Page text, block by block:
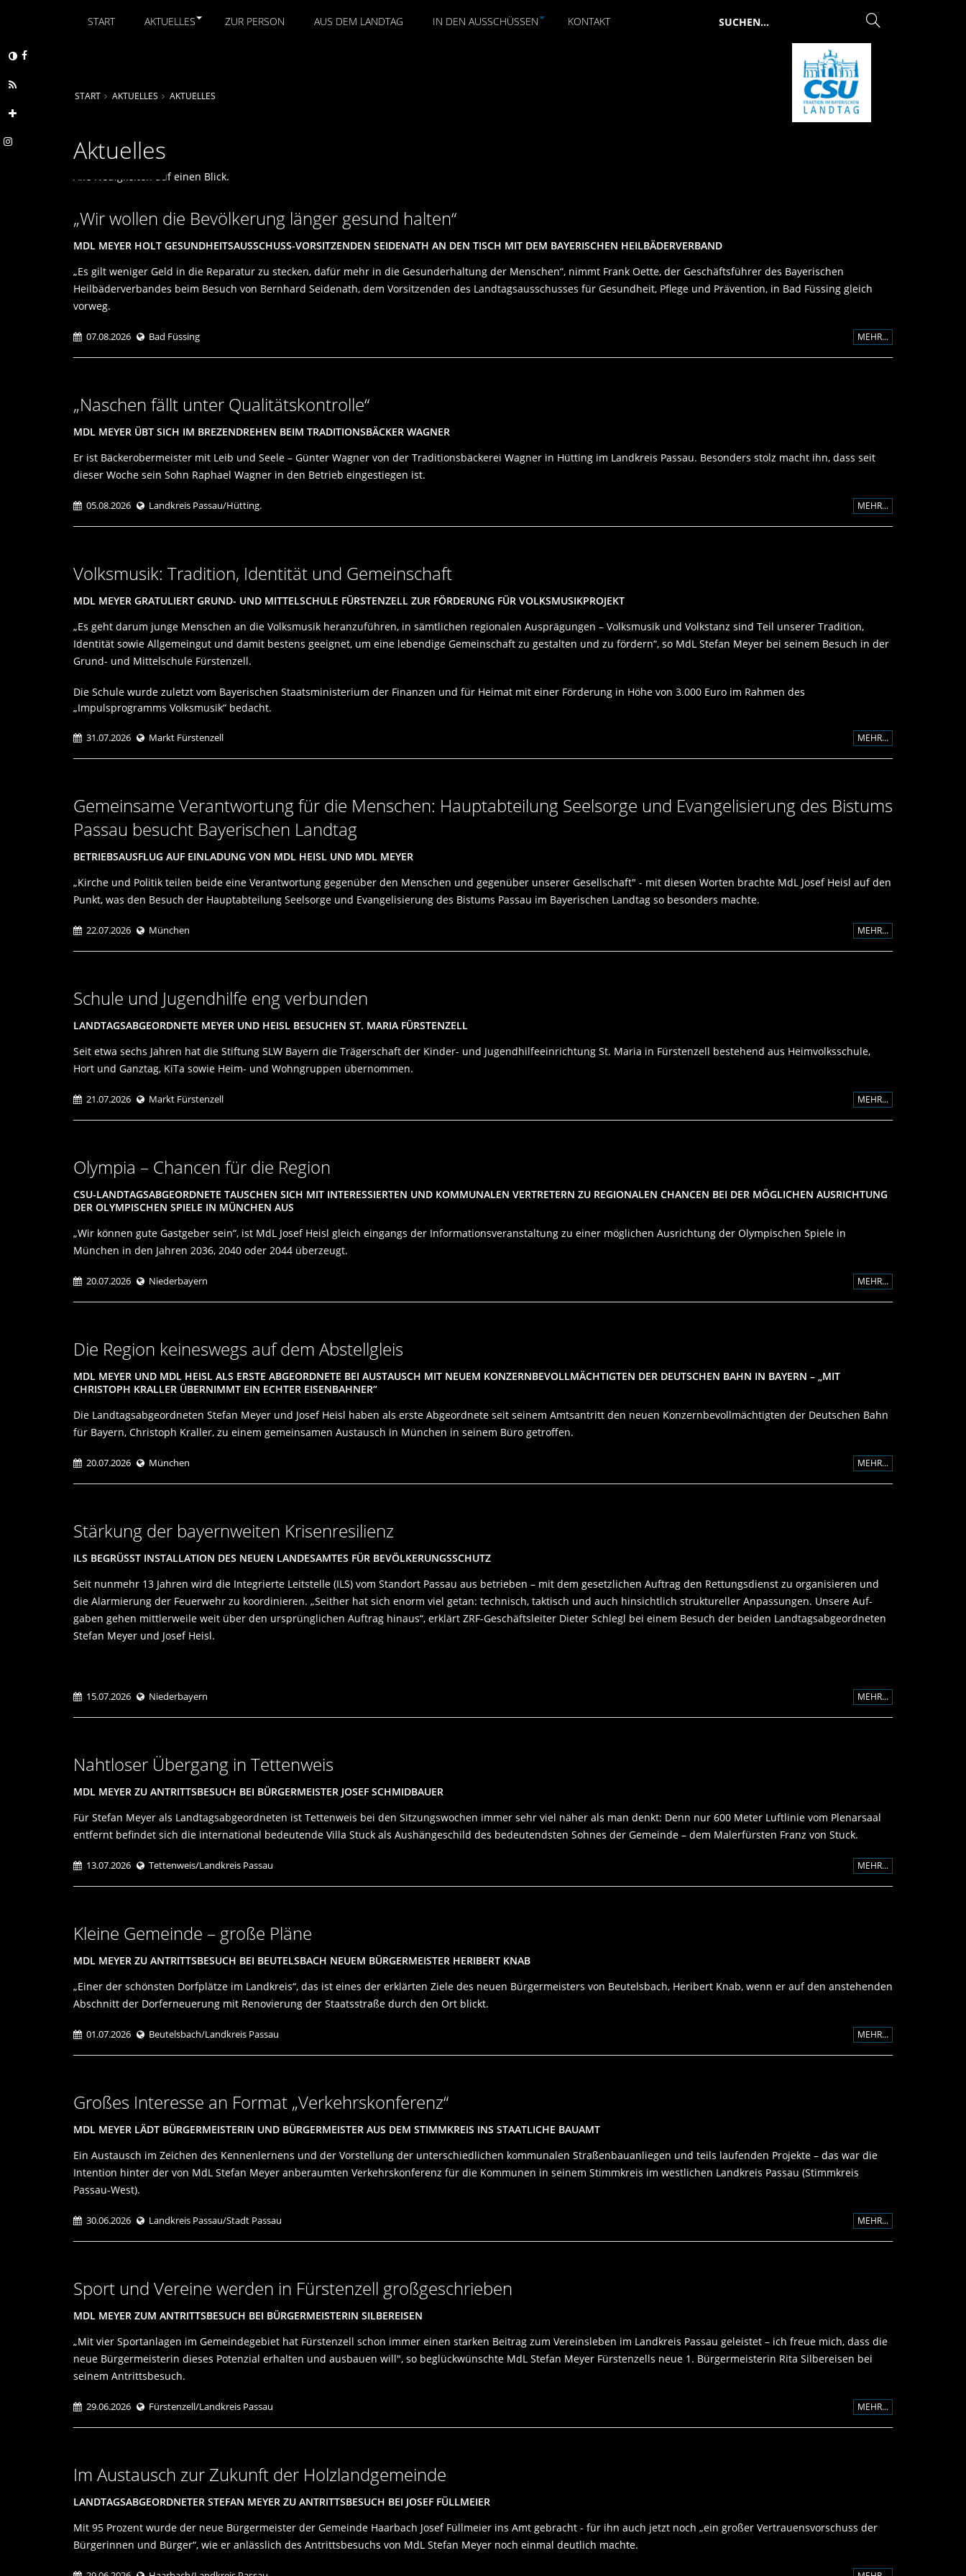
START AKTUELLES ZUR PERSON AUS DEM LANDTAG IN DEN AUSSCHÜSSEN KONTAKT
START AKTUELLES AKTUELLES
Aktuelles
Alle Neuigkeiten auf einen Blick.
Wir wollen die Bevölkerung länger gesund halten“
MDL MEYER HOLT GESUNDHEITSAUSSCHUSS-VORSITZENDEN SEIDENATH AN DEN TISCH MIT DEM BAYERISCHEN HEILBÄDERVERBAND
Es gilt weniger Geld in die Reparatur zu stecken, dafür mehr in die Gesunderhaltung der Menschen“, nimmt Frank Oette, der Geschäftsführer des Bayerischen
Heilbäderverbandes beim Besuch von Bernhard Seidenath, dem Vorsitzenden des Landtagsausschusses für Gesundheit, Pflege und Prävention, in Bad Füssing gleich
vorweg.
07.08.2026 Bad Füssing MEHR...
Naschen fällt unter Qualitätskontrolle“
MDL MEYER ÜBT SICH IM BREZENDREHEN BEIM TRADITIONSBÄCKER WAGNER
Er ist Bäckerobermeister mit Leib und Seele – Günter Wagner von der Traditionsbäckerei Wagner in Hütting im Landkreis Passau. Besonders stolz macht ihn, dass seit
dieser Woche sein Sohn Raphael Wagner in den Betrieb eingestiegen ist.
05.08.2026 Landkreis Passau/Hütting. MEHR...
Volksmusik: Tradition, Identität und Gemeinschaft
MDL MEYER GRATULIERT GRUND- UND MITTELSCHULE FÜRSTENZELL ZUR FÖRDERUNG FÜR VOLKSMUSIKPROJEKT
Es geht darum junge Menschen an die Volksmusik heranzuführen, in sämtlichen regionalen Ausprägungen – Volksmusik und Volkstanz sind Teil unserer Tradition,
Identität sowie Allgemeingut und damit bestens geeignet, um eine lebendige Gemeinschaft zu gestalten und zu fördern“, so MdL Stefan Meyer bei seinem Besuch in der
Grund- und Mittelschule Fürstenzell.
Die Schule wurde zuletzt vom Bayerischen Staatsministerium der Finanzen und für Heimat mit einer Förderung in Höhe von 3.000 Euro im Rahmen des
Impulsprogramms Volksmusik“ bedacht.
31.07.2026 Markt Fürstenzell MEHR...
Gemeinsame Verantwortung für die Menschen: Hauptabteilung Seelsorge und Evangelisierung des Bistums
Passau besucht Bayerischen Landtag
BETRIEBSAUSFLUG AUF EINLADUNG VON MDL HEISL UND MDL MEYER
Kirche und Politik teilen beide eine Verantwortung gegenüber den Menschen und gegenüber unserer Gesellschaft" - mit diesen Worten brachte MdL Josef Heisl auf den
Punkt, was den Besuch der Hauptabteilung Seelsorge und Evangelisierung des Bistums Passau im Bayerischen Landtag so besonders machte.
22.07.2026 München MEHR...
Schule und Jugendhilfe eng verbunden
LANDTAGSABGEORDNETE MEYER UND HEISL BESUCHEN ST. MARIA FÜRSTENZELL
Seit etwa sechs Jahren hat die Stiftung SLW Bayern die Trägerschaft der Kinder- und Jugendhilfeeinrichtung St. Maria in Fürstenzell bestehend aus Heimvolksschule,
Hort und Ganztag, KiTa sowie Heim- und Wohngruppen übernommen.
21.07.2026 Markt Fürstenzell MEHR...
Olympia – Chancen für die Region
CSU-LANDTAGSABGEORDNETE TAUSCHEN SICH MIT INTERESSIERTEN UND KOMMUNALEN VERTRETERN ZU REGIONALEN CHANCEN BEI DER MÖGLICHEN AUSRICHTUNG
DER OLYMPISCHEN SPIELE IN MÜNCHEN AUS
Wir können gute Gastgeber sein“, ist MdL Josef Heisl gleich eingangs der Informationsveranstaltung zu einer möglichen Ausrichtung der Olympischen Spiele in
München in den Jahren 2036, 2040 oder 2044 überzeugt.
20.07.2026 Niederbayern MEHR...
Die Region keineswegs auf dem Abstellgleis
MDL MEYER UND MDL HEISL ALS ERSTE ABGEORDNETE BEI AUSTAUSCH MIT NEUEM KONZERNBEVOLLMÄCHTIGTEN DER DEUTSCHEN BAHN IN BAYERN – „MIT
CHRISTOPH KRALLER ÜBERNIMMT EIN ECHTER EISENBAHNER“
Die Landtagsabgeordneten Stefan Meyer und Josef Heisl haben als erste Abgeordnete seit seinem Amtsantritt den neuen Konzernbevollmächtigten der Deutschen Bahn
für Bayern, Christoph Kraller, zu einem gemeinsamen Austausch in München in seinem Büro getroffen.
20.07.2026 München MEHR...
Stärkung der bayernweiten Krisenresilienz
ILS BEGRÜSST INSTALLATION DES NEUEN LANDESAMTES FÜR BEVÖLKERUNGSSCHUTZ
Seit nunmehr 13 Jahren wird die Integrierte Leitstelle (ILS) vom Standort Passau aus betrieben – mit dem gesetzlichen Auftrag den Rettungsdienst zu organisieren und
die Alarmierung der Feuerwehr zu koordinieren. „Seither hat sich enorm viel getan: technisch, taktisch und auch hinsichtlich struktureller Anpassungen. Unsere Auf-
gaben gehen mittlerweile weit über den ursprünglichen Auftrag hinaus“, erklärt ZRF-Geschäftsleiter Dieter Schlegl bei einem Besuch der beiden Landtagsabgeordneten
Stefan Meyer und Josef Heisl.
15.07.2026 Niederbayern MEHR...
Nahtloser Übergang in Tettenweis
MDL MEYER ZU ANTRITTSBESUCH BEI BÜRGERMEISTER JOSEF SCHMIDBAUER
Für Stefan Meyer als Landtagsabgeordneten ist Tettenweis bei den Sitzungswochen immer sehr viel näher als man denkt: Denn nur 600 Meter Luftlinie vom Plenarsaal
entfernt befindet sich die international bedeutende Villa Stuck als Aushängeschild des bedeutendsten Sohnes der Gemeinde – dem Malerfürsten Franz von Stuck.
13.07.2026 Tettenweis/Landkreis Passau MEHR...
Kleine Gemeinde – große Pläne
MDL MEYER ZU ANTRITTSBESUCH BEI BEUTELSBACH NEUEM BÜRGERMEISTER HERIBERT KNAB
Einer der schönsten Dorfplätze im Landkreis“, das ist eines der erklärten Ziele des neuen Bürgermeisters von Beutelsbach, Heribert Knab, wenn er auf den anstehenden
Abschnitt der Dorferneuerung mit Renovierung der Staatsstraße durch den Ort blickt.
01.07.2026 Beutelsbach/Landkreis Passau MEHR...
Großes Interesse an Format „Verkehrskonferenz“
MDL MEYER LÄDT BÜRGERMEISTERIN UND BÜRGERMEISTER AUS DEM STIMMKREIS INS STAATLICHE BAUAMT
Ein Austausch im Zeichen des Kennenlernens und der Vorstellung der unterschiedlichen kommunalen Straßenbauanliegen und teils laufenden Projekte – das war die
Intention hinter der von MdL Stefan Meyer anberaumten Verkehrskonferenz für die Kommunen in seinem Stimmkreis im westlichen Landkreis Passau (Stimmkreis
Passau-West).
30.06.2026 Landkreis Passau/Stadt Passau MEHR...
Sport und Vereine werden in Fürstenzell großgeschrieben
MDL MEYER ZUM ANTRITTSBESUCH BEI BÜRGERMEISTERIN SILBEREISEN
Mit vier Sportanlagen im Gemeindegebiet hat Fürstenzell schon immer einen starken Beitrag zum Vereinsleben im Landkreis Passau geleistet – ich freue mich, dass die
neue Bürgermeisterin dieses Potenzial erhalten und ausbauen will", so beglückwünschte MdL Stefan Meyer Fürstenzells neue 1. Bürgermeisterin Rita Silbereisen bei
seinem Antrittsbesuch.
29.06.2026 Fürstenzell/Landkreis Passau MEHR...
Im Austausch zur Zukunft der Holzlandgemeinde
LANDTAGSABGEORDNETER STEFAN MEYER ZU ANTRITTSBESUCH BEI JOSEF FÜLLMEIER
Mit 95 Prozent wurde der neue Bürgermeister der Gemeinde Haarbach Josef Füllmeier ins Amt gebracht - für ihn auch jetzt noch „ein großer Vertrauensvorschuss der
Bürgerinnen und Bürger“, wie er anlässlich des Antrittsbesuchs von MdL Stefan Meyer noch einmal deutlich machte.